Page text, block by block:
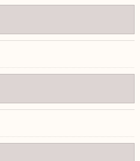
な範囲において、個人情報を
報保護契約等の措置をとり、
に生じる結果＞